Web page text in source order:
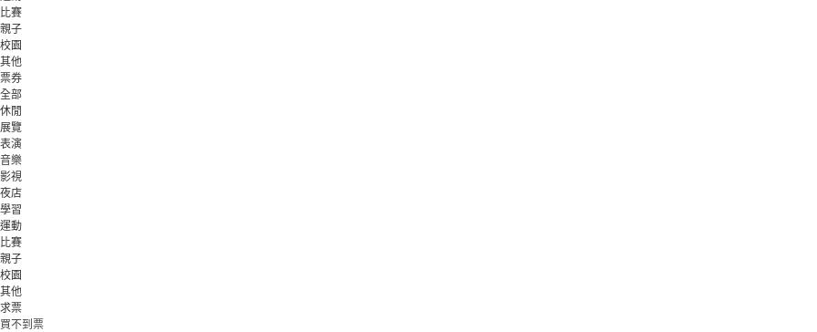
比賽
親子
校園
其他
票券
全部
休閒
展覽
表演
音樂
影視
夜店
學習
運動
比賽
親子
校園
其他
求票
買不到票